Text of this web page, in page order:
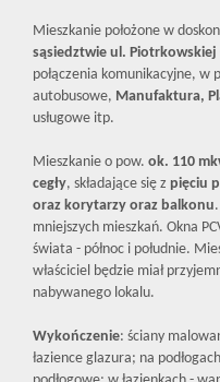
Mieszkanie położone w
sąsiedztwie ul. Piotrkowskiej
połączenia komunikacyjne,
autobusowe, Manufaktura,
usługowe itp.
Mieszkanie o pow. ok. 110
cegły, składające się z pięciu
oraz korytarzy oraz balkonu
mniejszych mieszkań. Okna
świata - północ i południe.
właściciel będzie miał
nabywanego lokalu.
Wykończenie: ściany
łazience glazura; na